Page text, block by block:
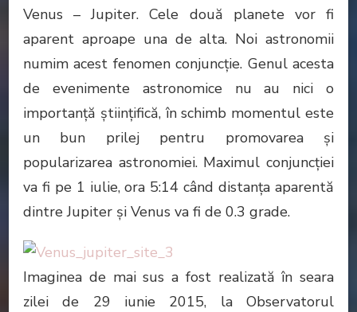
Venus – Jupiter. Cele două planete vor fi
aparent aproape una de alta. Noi astronomii
numim acest fenomen conjuncţie. Genul acesta
de evenimente astronomice nu au nici o
importanţă ştiinţifică, în schimb momentul este
un bun prilej pentru promovarea şi
popularizarea astronomiei. Maximul conjuncţiei
va fi pe 1 iulie, ora 5:14 când distanţa aparentă
dintre Jupiter şi Venus va fi de 0.3 grade.
Imaginea de mai sus a fost realizată în seara
zilei de 29 iunie 2015, la Observatorul